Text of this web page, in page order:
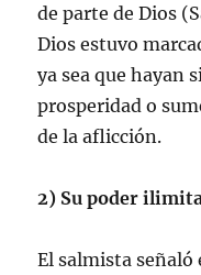
de parte de Dios
Dios estuvo
ya sea que hayan
prosperidad o
de la aflicción.
2) Su poder
El salmista señaló